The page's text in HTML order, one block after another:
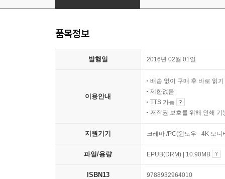
품목정보
발행일 2016년 02월 01일
이용안내
배송 없이 구매 후 바로 읽기
제한없음
TTS 가능
저작권 보호를 위해 인쇄 기
지원기기 크레마 /PC(윈도우 - 4K 모
파일/용량 EPUB(DRM) | 10.90MB
ISBN13 9788932964010